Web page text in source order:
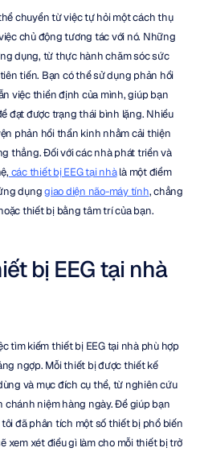
chuyển từ việc tự hỏi một cách thụ
chủ động tương tác với nó. Những
dụng, từ thực hành chăm sóc sức
tiến. Bạn có thể sử dụng phản hồi
việc thiền định của mình, giúp bạn
đạt được trạng thái bình lặng. Nhiều
phản hồi thần kinh nhằm cải thiện
thẳng. Đối với các nhà phát triển và
các thiết bị EEG tại nhà là một điểm
dụng giao diện não-máy tính, chẳng
thiết bị bằng tâm trí của bạn.
bị EEG tại nhà
tìm kiếm thiết bị EEG tại nhà phù hợp
ngợp. Mỗi thiết bị được thiết kế
và mục đích cụ thể, từ nghiên cứu
niệm hàng ngày. Để giúp bạn
đã phân tích một số thiết bị phổ biến
xem xét điều gì làm cho mỗi thiết bị trở